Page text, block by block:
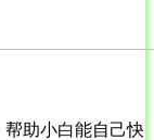
助小白能自己快